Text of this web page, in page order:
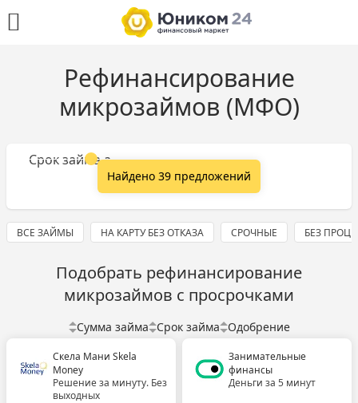
Рефинансирование
микрозаймов (МФО)
Сумма займа
Срок займа
Найдено 39 предложений
ВСЕ ЗАЙМЫ НА КАРТУ БЕЗ ОТКАЗА СРОЧНЫЕ БЕЗ
Подобрать рефинансирование
микрозаймов с просрочками
Сумма займа Срок займа Одобрение
Скела Мани Skela
Money
Решение за минуту. Без
выходных
Занимательные
финансы
Деньги за 5 минут